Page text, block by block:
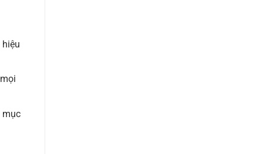
mục